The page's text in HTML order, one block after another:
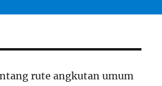
rute angkutan umum